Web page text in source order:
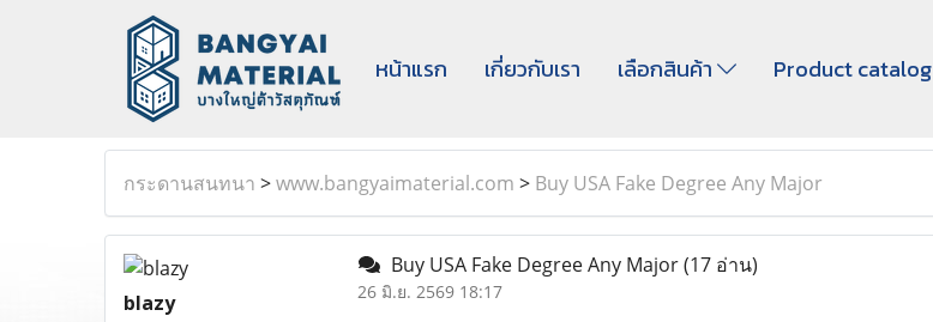
หน้าแรก เกี่ยวกับเรา เลือกสินค้า Product catalog
กระดานสนทนา >www.bangyaimaterial.com > Buy USA Fake Degree Any Major
blazy
Buy USA Fake Degree Any Major(17 อ่าน)
26 มิ.ย. 2569 18:17